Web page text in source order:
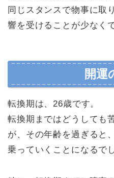
同じスタンスで物事に取
響を受けることが少なく
開運
転換期は、26歳です。
転換期まではどうしても
が、その年齢を過ぎると
乗っていくことになるで